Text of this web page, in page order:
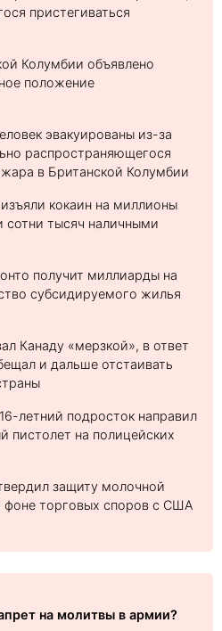
пристегиваться
Колумбии объявлено
положение
эвакуированы из-за
распространяющегося
в Британской Колумбии
кокаин на миллионы
сотни тысяч наличными
получит миллиарды на
субсидируемого жилья
Канаду «мерзкой», в ответ
и дальше отстаивать
летний подросток направил
пистолет на полицейских
защиту молочной
фоне торговых споров с США
на молитвы в армии?